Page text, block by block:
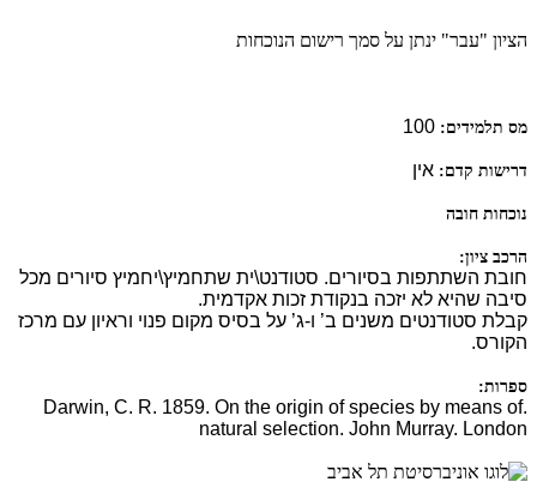
הציון "עבר" ינתן על סמך רישום הנוכחות
מס תלמידים: 100
דרישות קדם: אין
נוכחות חובה
הרכב ציון:
חובת השתתפות בסיורים. סטודנט\ית שתחמיץ\יחמיץ סיורים מכל
סיבה שהיא לא יזכה בנקודת זכות אקדמית.
קבלת סטודנטים משנים ב’ ו-ג’ על בסיס מקום פנוי וראיון עם מרכז
הקורס.
ספרות:
.Darwin, C. R. 1859. On the origin of species by means of
natural selection. John Murray. London